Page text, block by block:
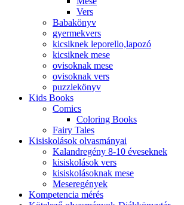
Vers
Babakönyv
gyermekvers
kicsiknek leporello,lapozó
kicsiknek mese
ovisoknak mese
ovisoknak vers
puzzlekönyv
Kids Books
Comics
Coloring Books
Fairy Tales
Kisiskolások olvasmányai
Kalandregény 8-10 éveseknek
kisiskolások vers
kisiskolásoknak mese
Meseregények
Kompetencia mérés